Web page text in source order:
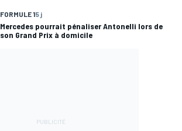
FORMULE 15 j
Mercedes pourrait pénaliser Antonelli lors de
son Grand Prix à domicile